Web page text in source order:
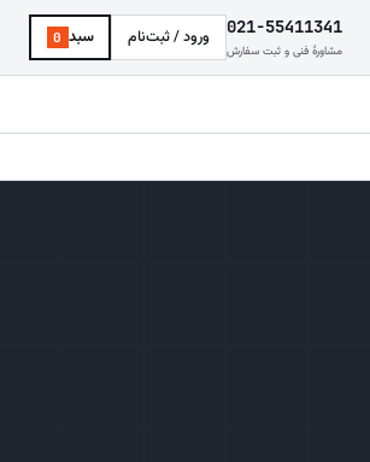
021-55411341
مشاورهٔ فنی و ثبت سفارش
ورود / ثبت‌نام سبد 0